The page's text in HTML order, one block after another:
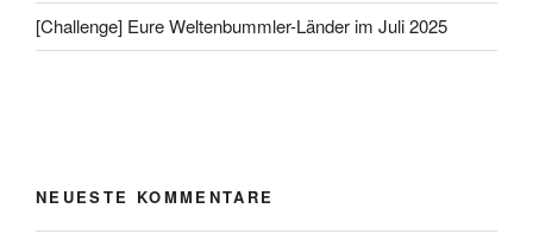
[Challenge] Eure Weltenbummler-Länder im Juli 2025
NEUESTE KOMMENTARE